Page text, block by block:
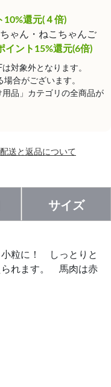
10%還元(４倍)
ゃん・ねこちゃんご
イント15%還元(6倍)
対象外となります。
合がございます。
品」カテゴリの全商品が
配送と返品について
サイズ
小粒に！ しっとりと
られます。 馬肉は赤